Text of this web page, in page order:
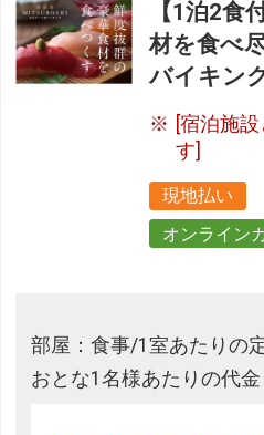
【1泊2食
材を食べ
バイキン
[宿泊施
す]
現地払い
オンライン
部屋：食事/1室あたりの
おとな1名様あたりの代金